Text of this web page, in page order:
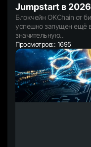
Jumpstart в
Блокчейн OKChain от
успешно запущен ещё
значительную..
Просмотров:: 1695